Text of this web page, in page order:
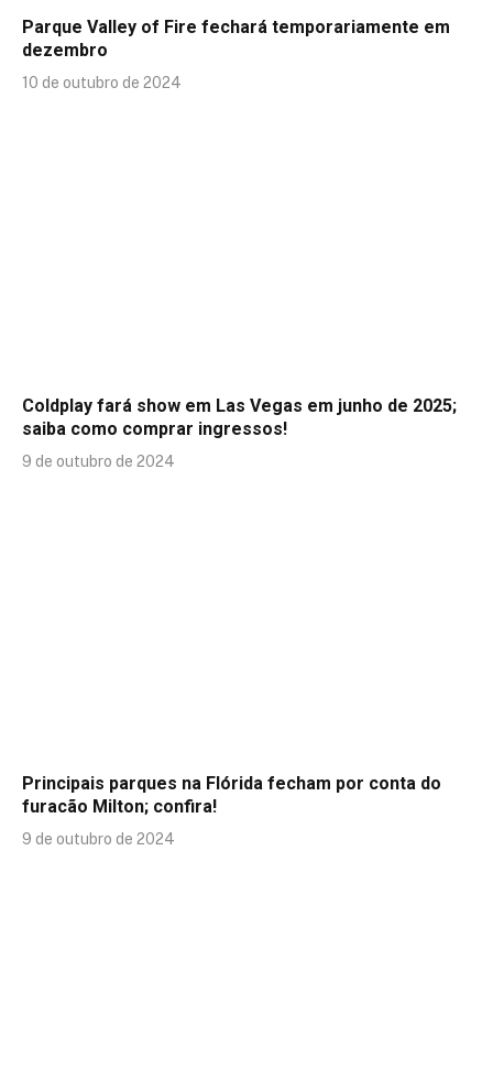
Parque Valley of Fire fechará temporariamente em
dezembro
10 de outubro de 2024
Coldplay fará show em Las Vegas em junho de 2025;
saiba como comprar ingressos!
9 de outubro de 2024
Principais parques na Flórida fecham por conta do
furacão Milton; confira!
9 de outubro de 2024